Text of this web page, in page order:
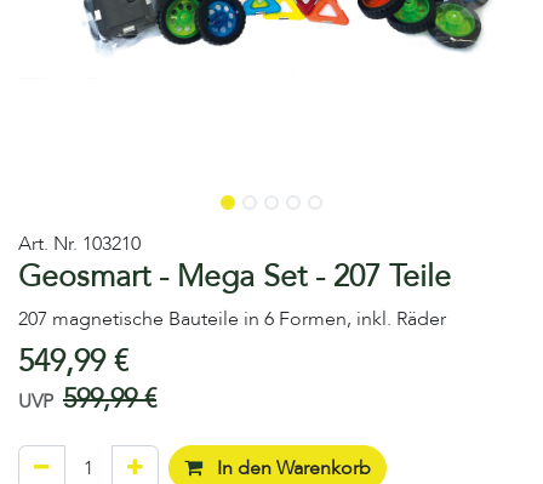
Art. Nr. 103210
Geosmart - Mega Set - 207 Teile
207 magnetische Bauteile in 6 Formen, inkl. Räder
549,99€
UVP 599,99€
In den Warenkorb